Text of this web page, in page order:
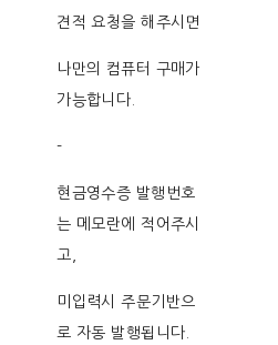
견적 요청을 해주시면
나만의 컴퓨터 구매가
가능합니다.
-
현금영수증 발행번호
는 메모란에 적어주시
고,
미입력시 주문기반으
로 자동 발행됩니다.